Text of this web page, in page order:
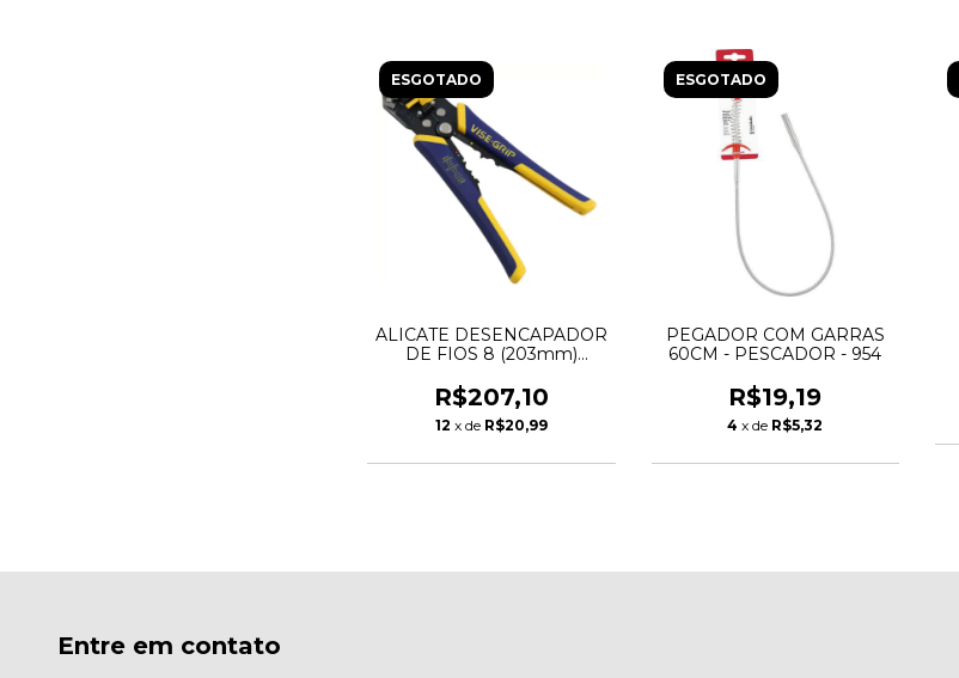
ESGOTADO
ALICATE DESENCAPADOR
DE FIOS 8 (203mm)
R$207,10
12 x de R$20,99
ESGOTADO
PEGADOR COM GARRAS
60CM - PESCADOR - 954
R$19,19
4 x de R$5,32
Entre em contato